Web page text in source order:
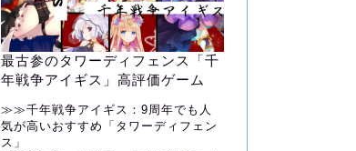
最古参のタワーディフェンス「千
年戦争アイギス」高評価ゲーム
≫≫千年戦争アイギス：9周年でも人
気が高いおすすめ「タワーディフェン
ス」